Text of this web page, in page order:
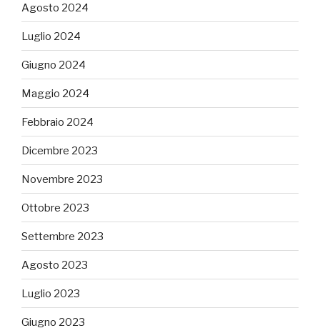
Agosto 2024
Luglio 2024
Giugno 2024
Maggio 2024
Febbraio 2024
Dicembre 2023
Novembre 2023
Ottobre 2023
Settembre 2023
Agosto 2023
Luglio 2023
Giugno 2023